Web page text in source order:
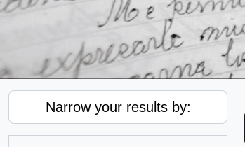
Narrow your results by: